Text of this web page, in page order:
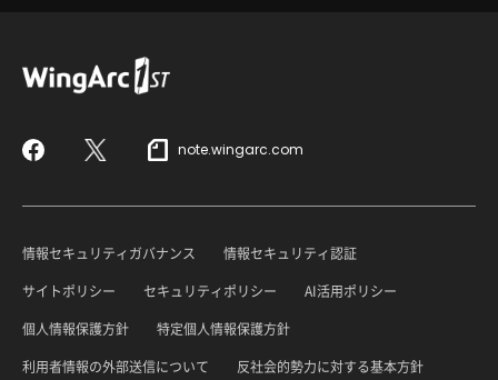
FacebookX note.wingarc.com
情報セキュリティガバナンス
情報セキュリティ認証
サイトポリシー
セキュリティポリシー
AI活用ポリシー
個人情報保護方針
特定個人情報保護方針
利用者情報の外部送信について
反社会的勢力に対する基本方針